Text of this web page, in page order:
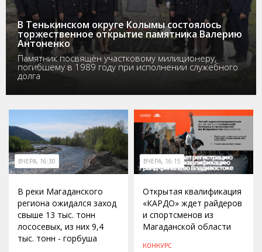
В Тенькинском округе Колымы состоялось
торжественное открытие памятника Валерию
Антоненко
Памятник посвящён участковому милиционеру,
погибшему в 1989 году при исполнении служебного
долга
ВЧЕРА, 16:30
В реки Магаданского
региона ожидался заход
свыше 13 тыс. тонн
лососевых, из них 9,4
тыс. тонн - горбуша
ВЧЕРА, 16:15
Открытая квалификация
«КАРДО» ждет райдеров
и спортсменов из
Магаданской области
КОНКУРС